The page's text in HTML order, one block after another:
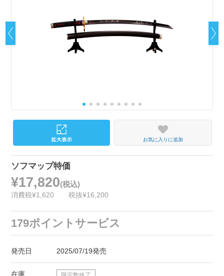
お気に入りに追加
ソフマップ特価
¥17,820(税込)
消費税¥1,620 税抜¥16,200
179ポイントサービス
発売日 2025/07/19発売
在庫